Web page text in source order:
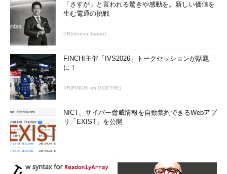
「さすが」と言われる驚きや感動を。新しい価値を
生む電通の挑戦
PR(dentsu Japan)
FINCHI主催「IVS2026」トークセッションが話題
に！
PR(FINCHI on GOETHE)
NICT、サイバー脅威情報を自動集約できるWebアプ
リ「EXIST」を公開